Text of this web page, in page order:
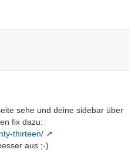
sehe und deine sidebar über
fix dazu:
thirteen/
aus ;-)